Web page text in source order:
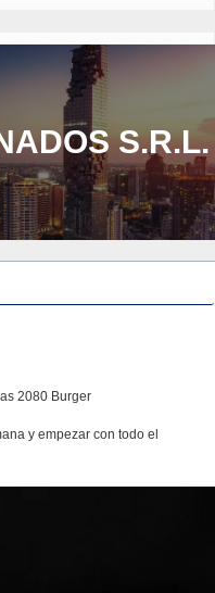
S.R.L.
2080 Burger
y empezar con todo el